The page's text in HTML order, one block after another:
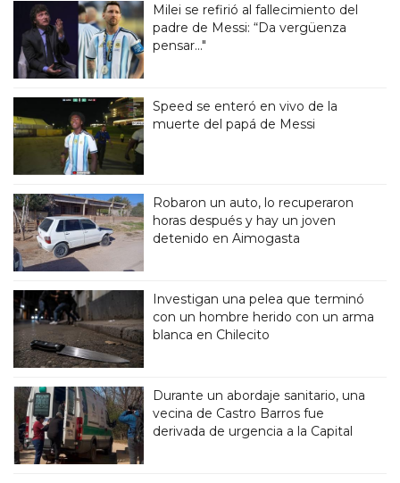
Milei se refirió al fallecimiento del
padre de Messi: “Da vergüenza
pensar..."
Speed se enteró en vivo de la
muerte del papá de Messi
Robaron un auto, lo recuperaron
horas después y hay un joven
detenido en Aimogasta
Investigan una pelea que terminó
con un hombre herido con un arma
blanca en Chilecito
Durante un abordaje sanitario, una
vecina de Castro Barros fue
derivada de urgencia a la Capital